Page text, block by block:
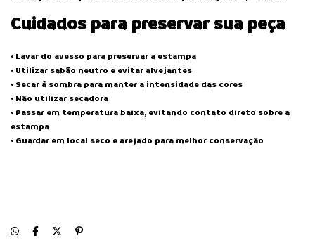
Cuidados para preservar sua peça
• Lavar do avesso para preservar a estampa
• Utilizar sabão neutro e evitar alvejantes
• Secar à sombra para manter a intensidade das cores
• Não utilizar secadora
• Passar em temperatura baixa, evitando contato direto sobre a
estampa
• Guardar em local seco e arejado para melhor conservação